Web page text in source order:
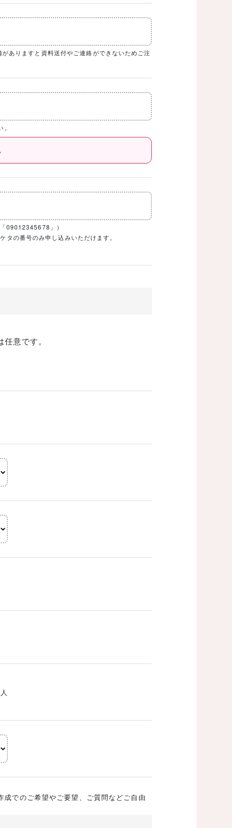
ありますと資料送付やご連絡ができないためご注
09012345678」）
の番号のみ申し込みいただけます。
意です。
人
でのご希望やご要望、ご質問などご自由